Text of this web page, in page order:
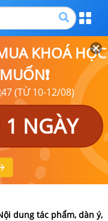
KHOÁ HỌC
(TỪ 10-12/08)
NGÀY
dung tác phẩm, dàn ý,